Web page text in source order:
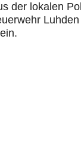
der lokalen